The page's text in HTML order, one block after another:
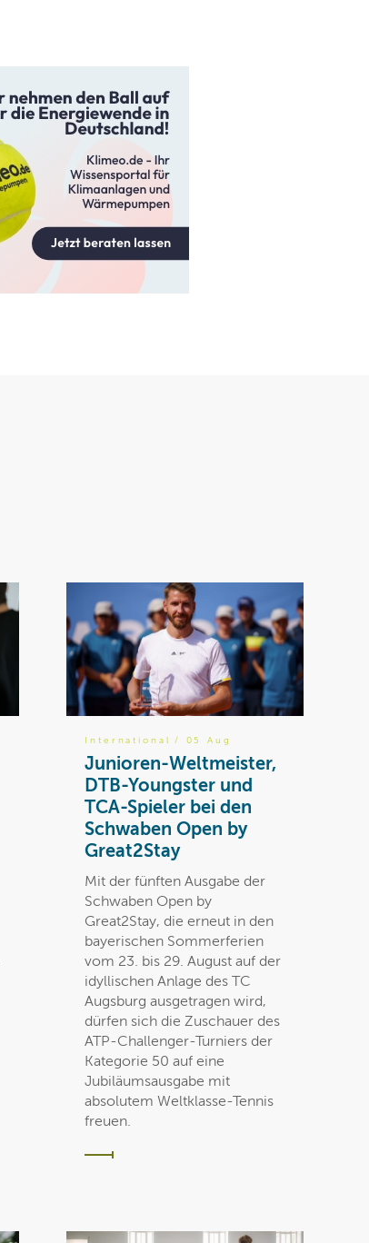
International / 05 Aug
Junioren-Weltmeister,
DTB-Youngster und
TCA-Spieler bei den
Schwaben Open by
Great2Stay
Mit der fünften Ausgabe der
Schwaben Open by
Great2Stay, die erneut in den
bayerischen Sommerferien
vom 23. bis 29. August auf der
idyllischen Anlage des TC
Augsburg ausgetragen wird,
dürfen sich die Zuschauer des
ATP-Challenger-Turniers der
Kategorie 50 auf eine
Jubiläumsausgabe mit
absolutem Weltklasse-Tennis
freuen.